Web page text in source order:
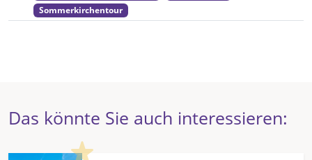
Sommerkirchentour
Das könnte Sie auch interessieren:
Highlight